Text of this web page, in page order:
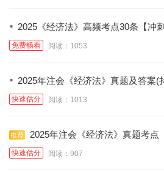
· 2025《经济法》高频考点30条【冲刺
免费畅看 阅读：1053
· 2025年注会《经济法》真题及答案(
快速估分 阅读：1013
2025年注会《经济法》真题考点
快速估分 阅读：907